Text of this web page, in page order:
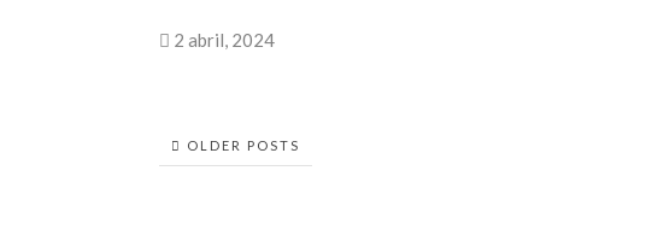
2 abril, 2024
OLDER POSTS